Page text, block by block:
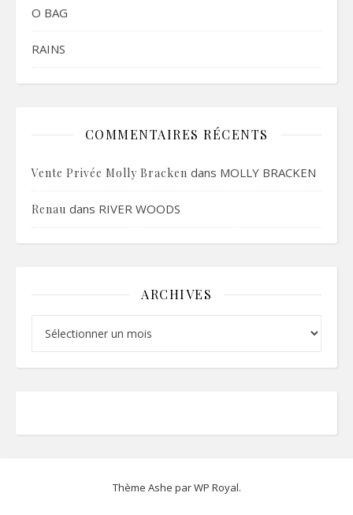
O BAG
RAINS
COMMENTAIRES RÉCENTS
Vente Privée Molly Bracken dans MOLLY BRACKEN
Renau dans RIVER WOODS
ARCHIVES
Thème Ashe parWP Royal.